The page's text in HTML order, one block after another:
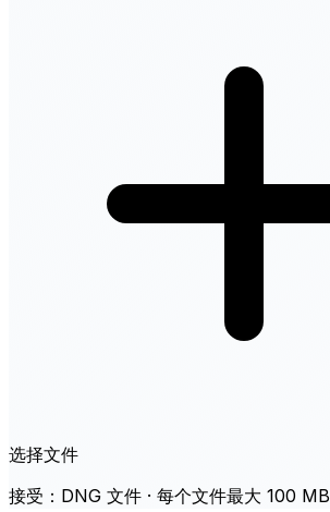
选择文件
接受：DNG 文件 · 每个文件最大 100 MB